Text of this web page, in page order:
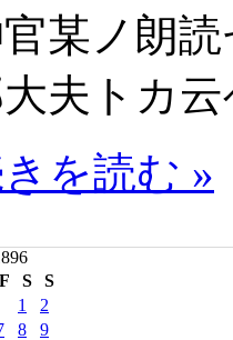
某ノ朗
夫トカ云
を読む »
F S S
1
2
8
9